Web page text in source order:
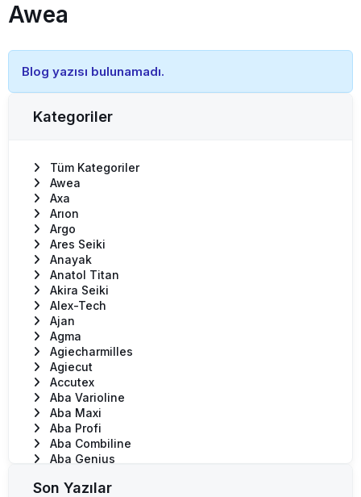
Awea
Kategoriler
Tüm Kategoriler
Awea
Axa
Arıon
Argo
Ares Seiki
Anayak
Anatol Titan
Akira Seiki
Alex-Tech
Ajan
Agma
Agiecharmilles
Agiecut
Accutex
Aba Varioline
Aba Maxi
Aba Profi
Aba Combiline
Aba Genius
Aba Powerline
Son Yazılar
Blog yazısı bulunamadı.